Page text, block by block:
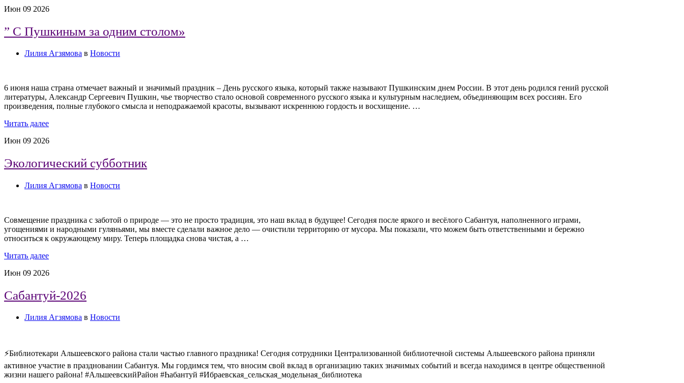
Июн 09 2026
” С Пушкиным за одним столом»
Лилия Агзямова в Новости
6 июня наша страна отмечает важный и значимый праздник – День русского языка, который также называют Пушкинским днем России. В этот день родился гений русской
литературы, Александр Сергеевич Пушкин, чье творчество стало основой современного русского языка и культурным наследием, объединяющим всех россиян. Его
произведения, полные глубокого смысла и неподражаемой красоты, вызывают искреннюю гордость и восхищение. …
Читать далее
Июн 09 2026
Экологический субботник
Лилия Агзямова в Новости
Совмещение праздника с заботой о природе — это не просто традиция, это наш вклад в будущее! Сегодня после яркого и весёлого Сабантуя, наполненного играми,
угощениями и народными гуляньями, мы вместе сделали важное дело — очистили территорию от мусора. Мы показали, что можем быть ответственными и бережно
относиться к окружающему миру. Теперь площадка снова чистая, а …
Читать далее
Июн 09 2026
Сабантуй-2026
Лилия Агзямова в Новости
⚡Библиотекари Альшеевского района стали частью главного праздника! Сегодня сотрудники Централизованной библиотечной системы Альшеевского района приняли
активное участие в праздновании Сабантуя. Мы гордимся тем, что вносим свой вклад в организацию таких значимых событий и всегда находимся в центре общественной
жизни нашего района! #АльшеевскийРайон #Һабантуй #Ибраевская_сельская_модельная_библиотека